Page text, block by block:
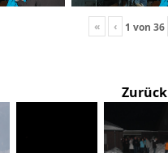
« ‹ 1 von 36
Zurück